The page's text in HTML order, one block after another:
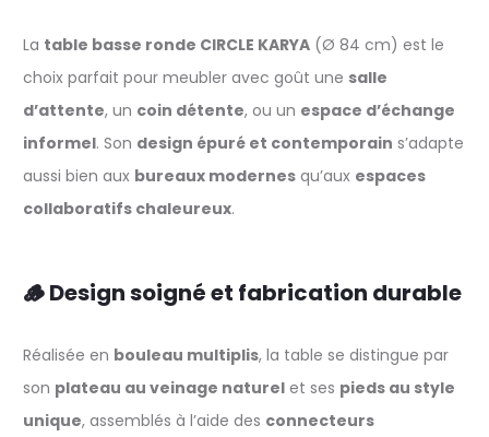
La table basse ronde CIRCLE KARYA (Ø 84 cm) est le
choix parfait pour meubler avec goût une salle
d’attente, un coin détente, ou un espace d’échange
informel. Son design épuré et contemporain s’adapte
aussi bien aux bureaux modernes qu’aux espaces
collaboratifs chaleureux.
🪵 Design soigné et fabrication durable
Réalisée en bouleau multiplis, la table se distingue par
son plateau au veinage naturel et ses pieds au style
unique, assemblés à l’aide des connecteurs